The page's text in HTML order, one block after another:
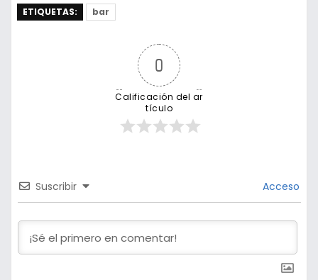
ETIQUETAS: bar
0
Calificación del ar
tículo
Suscribir Acceso